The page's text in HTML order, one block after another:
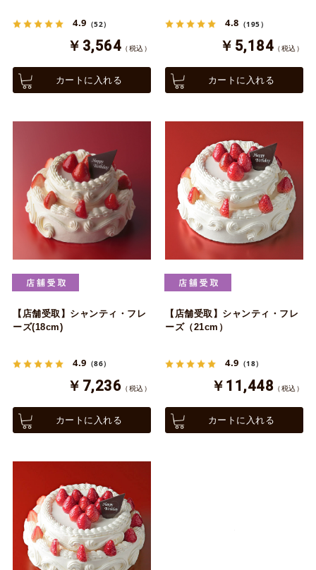
4.9 （52）
￥3,564 （税込）
カートに入れる
4.8 （195）
￥5,184 （税込）
カートに入れる
【店舗受取】シャンティ・フレ
ーズ(18cm)
4.9 （86）
￥7,236 （税込）
カートに入れる
【店舗受取】シャンティ・フレ
ーズ（21cm）
4.9 （18）
￥11,448 （税込）
カートに入れる